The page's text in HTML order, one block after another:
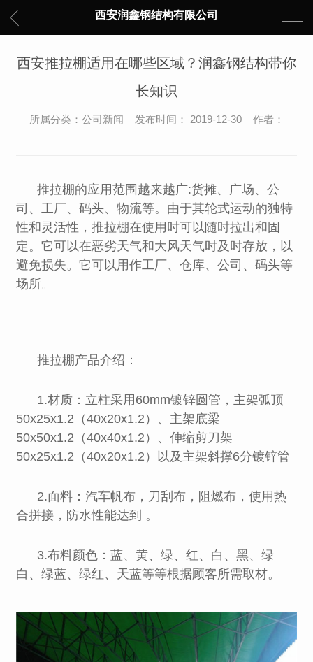
西安润鑫钢结构有限公司
西安推拉棚适用在哪些区域？润鑫钢结构带你
长知识
所属分类：公司新闻 发布时间： 2019-12-30 作者：
推拉棚的应用范围越来越广:货摊、广场、公
司、工厂、码头、物流等。由于其轮式运动的独特
性和灵活性，推拉棚在使用时可以随时拉出和固
定。它可以在恶劣天气和大风天气时及时存放，以
避免损失。它可以用作工厂、仓库、公司、码头等
场所。
推拉棚产品介绍：
1.材质：立柱采用60mm镀锌圆管，主架弧顶
50x25x1.2（40x20x1.2）、主架底梁
50x50x1.2（40x40x1.2）、伸缩剪刀架
50x25x1.2（40x20x1.2）以及主架斜撑6分镀锌管
2.面料：汽车帆布，刀刮布，阻燃布，使用热
合拼接，防水性能达到 。
3.布料颜色：蓝、黄、绿、红、白、黑、绿
白、绿蓝、绿红、天蓝等等根据顾客所需取材。